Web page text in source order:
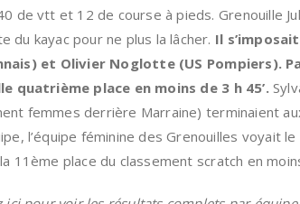
de vtt et 12 de course à pieds. Grenouille
du kayac pour ne plus la lâcher. Il
et Olivier Noglotte (US Pompiers).
quatrième place en moins de 3 h 45’.
femmes derrière Marraine) terminaient
l’équipe féminine des Grenouilles voyait
11ème place du classement scratch en